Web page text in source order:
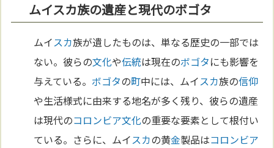
ムイスカ族の遺産と現代のボゴタ
ムイスカ族が遺したものは、単なる歴史の一部では
ない。彼らの文化や伝統は現在のボゴタにも影響を
与えている。 ボゴタの町中には、ムイスカ族の信仰
や生活様式に由来する地名が多く残り、彼らの遺産
は現代のコロンビア文化の重要な要素として根付い
ている。さらに、ムイスカの黄金製品はコロンビア